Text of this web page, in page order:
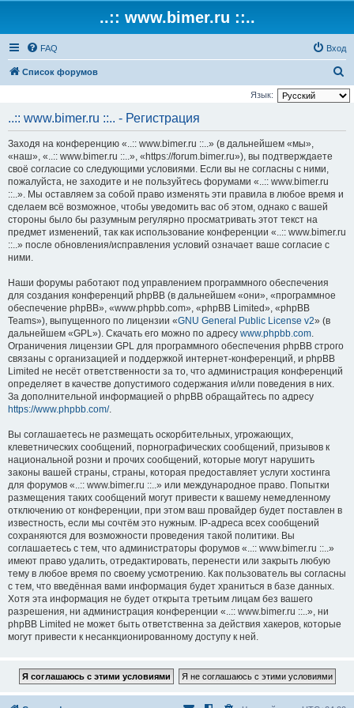
..:: www.bimer.ru ::..
FAQ Вход
Список форумов
о
Язык:
..:: www.bimer.ru ::.. - Регистрация
Заходя на конференцию «..:: www.bimer.ru ::..» (в дальнейшем «мы»,
«наш», «..:: www.bimer.ru ::..», «https://forum.bimer.ru»), вы подтверждаете
своё согласие со следующими условиями. Если вы не согласны с ними,
пожалуйста, не заходите и не пользуйтесь форумами «..:: www.bimer.ru
::..». Мы оставляем за собой право изменять эти правила в любое время и
сделаем всё возможное, чтобы уведомить вас об этом, однако с вашей
стороны было бы разумным регулярно просматривать этот текст на
предмет изменений, так как использование конференции «..:: www.bimer.ru
::..» после обновления/исправления условий означает ваше согласие с
ними.
Наши форумы работают под управлением программного обеспечения
для создания конференций phpBB (в дальнейшем «они», «программное
обеспечение phpBB», «www.phpbb.com», «phpBB Limited», «phpBB
Teams»), выпущенного по лицензии «GNU General Public License v2» (в
дальнейшем «GPL»). Скачать его можно по адресу www.phpbb.com.
Ограничения лицензии GPL для программного обеспечения phpBB строго
связаны с организацией и поддержкой интернет-конференций, и phpBB
Limited не несёт ответственности за то, что администрация конференций
определяет в качестве допустимого содержания и/или поведения в них.
За дополнительной информацией о phpBB обращайтесь по адресу
https://www.phpbb.com/.
Вы соглашаетесь не размещать оскорбительных, угрожающих,
клеветнических сообщений, порнографических сообщений, призывов к
национальной розни и прочих сообщений, которые могут нарушить
законы вашей страны, страны, которая предоставляет услуги хостинга
для форумов «..:: www.bimer.ru ::..» или международное право. Попытки
размещения таких сообщений могут привести к вашему немедленному
отключению от конференции, при этом ваш провайдер будет поставлен в
известность, если мы сочтём это нужным. IP-адреса всех сообщений
сохраняются для возможности проведения такой политики. Вы
соглашаетесь с тем, что администраторы форумов «..:: www.bimer.ru ::..»
имеют право удалить, отредактировать, перенести или закрыть любую
тему в любое время по своему усмотрению. Как пользователь вы согласны
с тем, что введённая вами информация будет храниться в базе данных.
Хотя эта информация не будет открыта третьим лицам без вашего
разрешения, ни администрация конференции «..:: www.bimer.ru ::..», ни
phpBB Limited не может быть ответственна за действия хакеров, которые
могут привести к несанкционированному доступу к ней.